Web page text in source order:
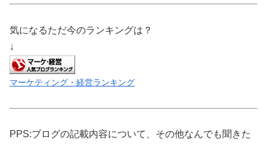
気になるただ今のランキングは？
↓
マーケティング・経営ランキング
PPS:ブログの記載内容について、その他なんでも聞きた